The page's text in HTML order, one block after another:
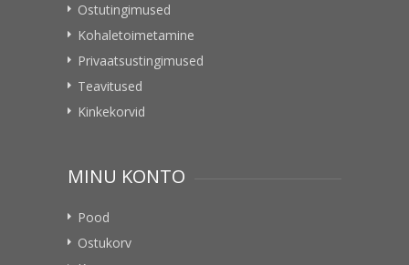
Ostutingimused
Kohaletoimetamine
Privaatsustingimused
Teavitused
Kinkekorvid
MINU KONTO
Pood
Ostukorv